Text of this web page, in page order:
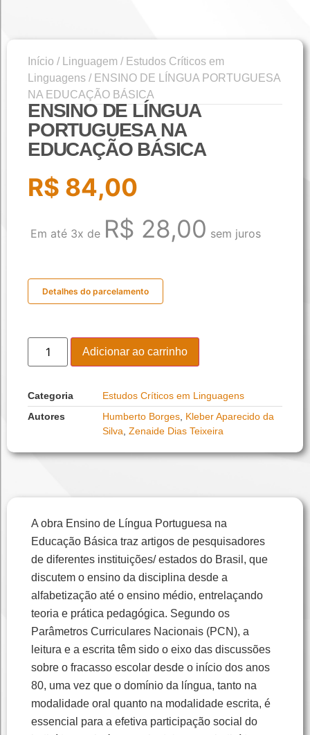
Início / Linguagem / Estudos Críticos em
Linguagens / ENSINO DE LÍNGUA PORTUGUESA
NA EDUCAÇÃO BÁSICA
ENSINO DE LÍNGUA
PORTUGUESA NA
EDUCAÇÃO BÁSICA
R$ 84,00
Em até 3x de R$ 28,00 sem juros
Detalhes do parcelamento
Adicionar ao carrinho
Categoria
Estudos Críticos em Linguagens
Autores
Humberto Borges Kleber Aparecido da
Silva Zenaide Dias Teixeira
A obra Ensino de Língua Portuguesa na
Educação Básica traz artigos de pesquisadores
de diferentes instituições/ estados do Brasil, que
discutem o ensino da disciplina desde a
alfabetização até o ensino médio, entrelaçando
teoria e prática pedagógica. Segundo os
Parâmetros Curriculares Nacionais (PCN), a
leitura e a escrita têm sido o eixo das discussões
sobre o fracasso escolar desde o início dos anos
80, uma vez que o domínio da língua, tanto na
modalidade oral quanto na modalidade escrita, é
essencial para a efetiva participação social do